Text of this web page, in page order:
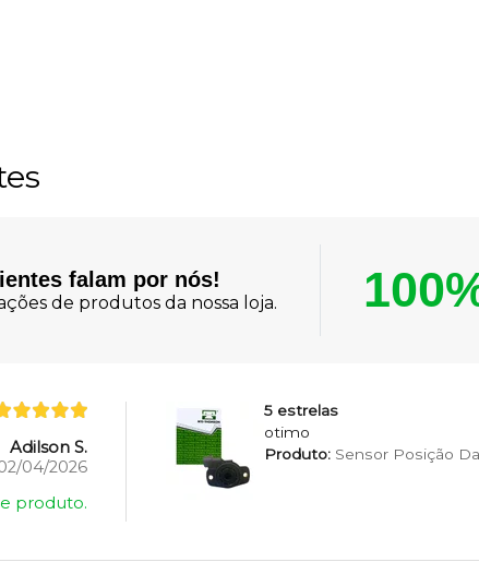
falam por nós!
de produtos da nossa loja.
Adilson S.
04/2026
produto.
5 estrelas
otimo
Produto:Sensor Posição